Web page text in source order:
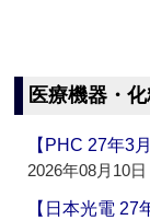
医療機器・
【PHC 27年3
2026年08月10日
【日本光電